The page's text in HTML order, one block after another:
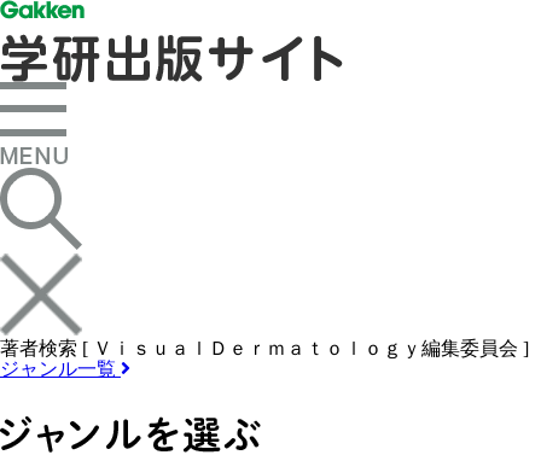
著者検索 [ ＶｉｓｕａｌＤｅｒｍａｔｏｌｏｇｙ編集委員会 ]
ジャンル一覧